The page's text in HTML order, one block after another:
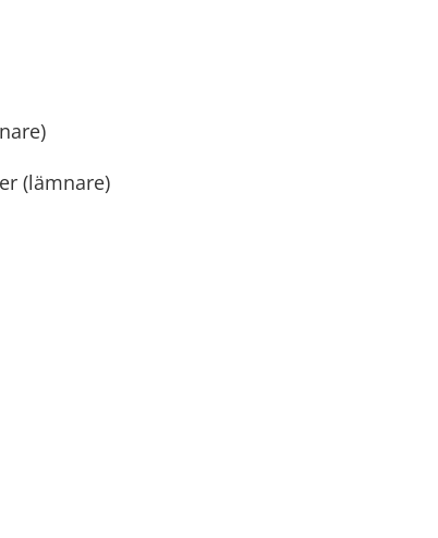
(lämnare)